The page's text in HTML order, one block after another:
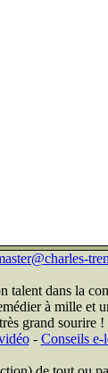
dans la
à mille
grand sourire !
- Conseils e-